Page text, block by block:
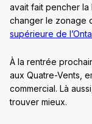
avait fait pencher la
changer le zonage
supérieure de
À la rentrée
aux Quatre-Vents,
commercial. Là
trouver mieux.